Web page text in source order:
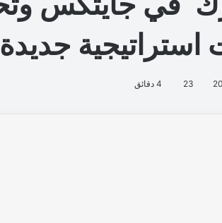
استراتيجية جديدة
23